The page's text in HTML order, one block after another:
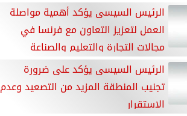
الرئيس السيسى يؤكد أهمية مواصلة
العمل لتعزيز التعاون مع فرنسا في
مجالات التجارة والتعليم والصناعة
الرئيس السيسى يؤكد على ضرورة
تجنيب المنطقة المزيد من التصعيد وعدم
الاستقرار